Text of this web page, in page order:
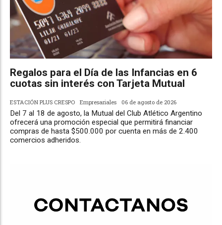
Regalos para el Día de las Infancias en 6
cuotas sin interés con Tarjeta Mutual
ESTACIÓN PLUS CRESPO Empresariales 06 de agosto de 2026
Del 7 al 18 de agosto, la Mutual del Club Atlético Argentino
ofrecerá una promoción especial que permitirá financiar
compras de hasta $500.000 por cuenta en más de 2.400
comercios adheridos.